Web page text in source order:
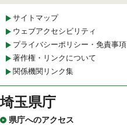
サイトマップ
ウェブアクセシビリティ
プライバシーポリシー・免責事項
著作権・リンクについて
関係機関リンク集
埼玉県庁
県庁へのアクセス